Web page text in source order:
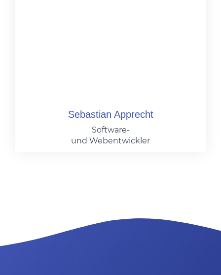
Sebastian Apprecht
Software-
und Webentwickler